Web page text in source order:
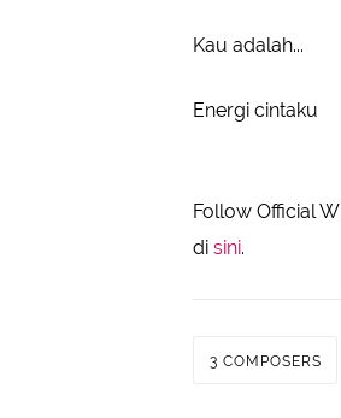
Kau adalah...
Energi cintaku
Follow Official
di sini.
3 COMPOSERS